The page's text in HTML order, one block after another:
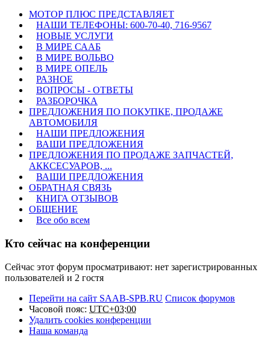
МОТОР ПЛЮС ПРЕДСТАВЛЯЕТ
НАШИ ТЕЛЕФОНЫ: 600-70-40, 716-9567
НОВЫЕ УСЛУГИ
В МИРЕ СААБ
В МИРЕ ВОЛЬВО
В МИРЕ ОПЕЛЬ
РАЗНОЕ
ВОПРОСЫ - ОТВЕТЫ
РАЗБОРОЧКА
ПРЕДЛОЖЕНИЯ ПО ПОКУПКЕ, ПРОДАЖЕ
АВТОМОБИЛЯ
НАШИ ПРЕДЛОЖЕНИЯ
ВАШИ ПРЕДЛОЖЕНИЯ
ПРЕДЛОЖЕНИЯ ПО ПРОДАЖЕ ЗАПЧАСТЕЙ,
АККСЕСУАРОВ, ...
ВАШИ ПРЕДЛОЖЕНИЯ
ОБРАТНАЯ СВЯЗЬ
КНИГА ОТЗЫВОВ
ОБЩЕНИЕ
Все обо всем
Кто сейчас на конференции
Сейчас этот форум просматривают: нет зарегистрированных
пользователей и 2 гостя
Перейти на сайт SAAB-SPB.RU Список форумов
Часовой пояс: UTC+03:00
Удалить cookies конференции
Наша команда